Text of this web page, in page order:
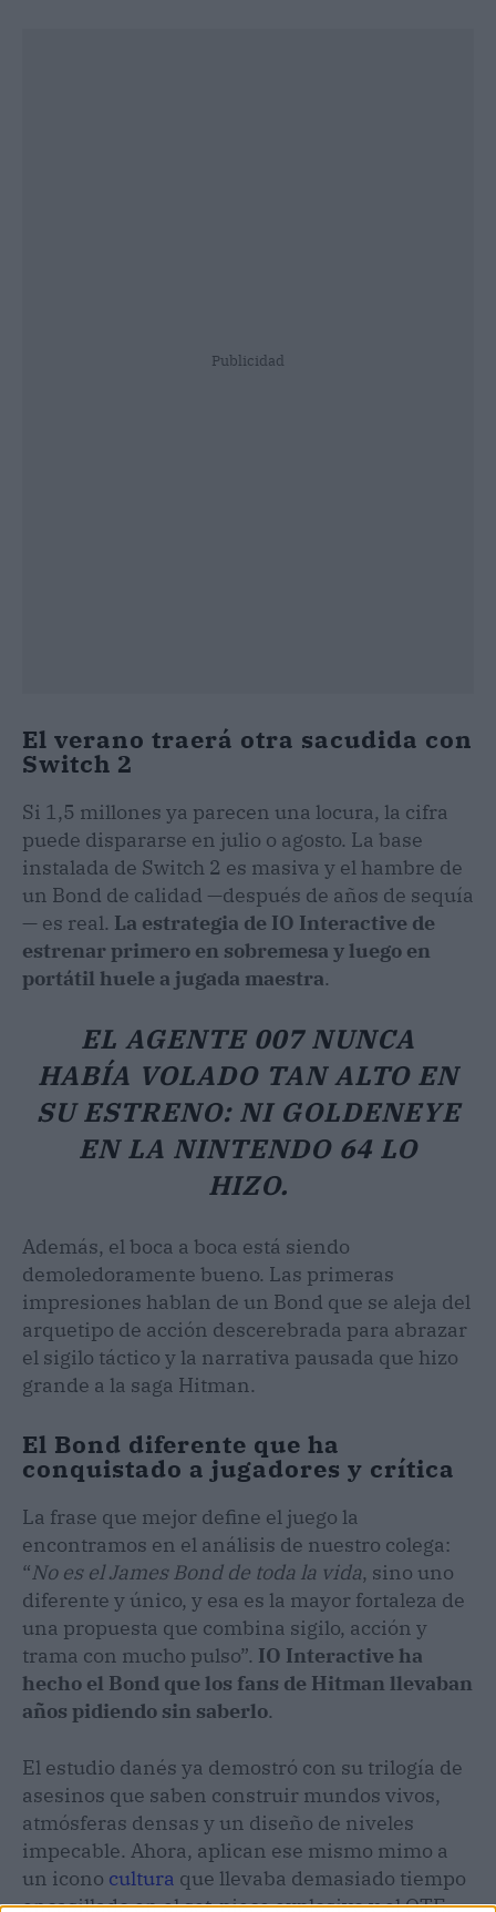
Publicidad
El verano traerá otra sacudida con
Switch 2
Si 1,5 millones ya parecen una locura, la cifra
puede dispararse en julio o agosto. La base
instalada de Switch 2 es masiva y el hambre de
un Bond de calidad —después de años de sequía
— es real. La estrategia de IO Interactive de
estrenar primero en sobremesa y luego en
portátil huele a jugada maestra.
EL AGENTE 007 NUNCA
HABÍA VOLADO TAN ALTO EN
SU ESTRENO: NI GOLDENEYE
EN LA NINTENDO 64 LO
HIZO.
Además, el boca a boca está siendo
demoledoramente bueno. Las primeras
impresiones hablan de un Bond que se aleja del
arquetipo de acción descerebrada para abrazar
el sigilo táctico y la narrativa pausada que hizo
grande a la saga Hitman.
El Bond diferente que ha
conquistado a jugadores y crítica
La frase que mejor define el juego la
encontramos en el análisis de nuestro colega:
“No es el James Bond de toda la vida, sino uno
diferente y único, y esa es la mayor fortaleza de
una propuesta que combina sigilo, acción y
trama con mucho pulso”. IO Interactive ha
hecho el Bond que los fans de Hitman llevaban
años pidiendo sin saberlo.
El estudio danés ya demostró con su trilogía de
asesinos que saben construir mundos vivos,
atmósferas densas y un diseño de niveles
impecable. Ahora, aplican ese mismo mimo a
un icono cultura que llevaba demasiado tiempo
encasillado en el set-piece explosivo y el QTE.